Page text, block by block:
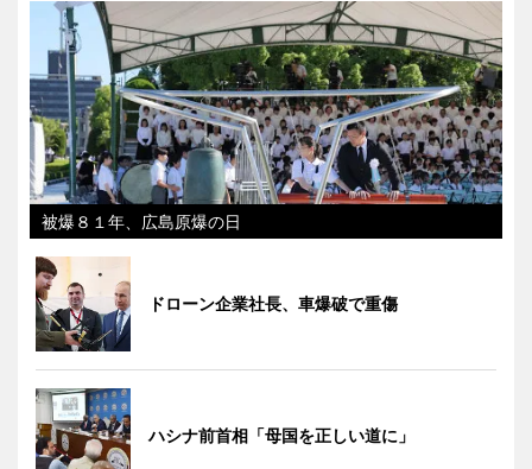
被爆８１年、広島原爆の日
ドローン企業社長、車爆破で重傷
ハシナ前首相「母国を正しい道に」